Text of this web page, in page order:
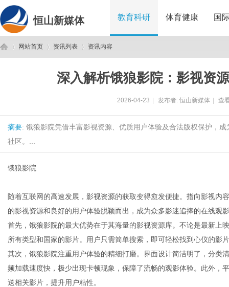
恒山新媒体 教育科研 体育健康 国
网站首页 资讯列表 资讯内容
深入解析饿狼影院：影视资
2026-04-23 发布者: 恒山新媒体 查
摘要: 饿狼影院凭借丰富影视资源、优质用户体验及合法版权保护，
社区。...
饿狼影院
随着互联网的高速发展，影视资源的获取变得愈发便捷。指向影视内
的影视资源和良好的用户体验脱颖而出，成为众多影迷追捧的在线观
首先，饿狼影院的最大优势在于其海量的影视资源库。不论是最新上
所有类型和国家的影片。用户只需简单搜索，即可轻松找到心仪的影
其次，饿狼影院注重用户体验的精细打磨。界面设计简洁明了，分类
频加载速度快，极少出现卡顿现象，保障了流畅的观影体验。此外，
送相关影片，提升用户粘性。